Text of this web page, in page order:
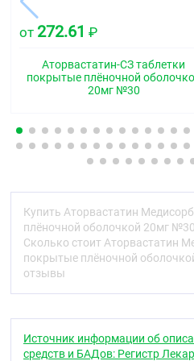
Гиполипидемическое
редуктазы ингибитор
C10AA05
Фармакодинамика
Аторвастатин ;—
ингибитор ГМГ-КоА
метилглютарил-КоА в
стероидов, включая
гиполипидемическое
У пациентов с гомозиготной
семейной
концентрации общего
;холестерина
ЛПНП) и аполипопротеина
от 272.61 ₽
Аторвастатин-СЗ таблетки
покрытые плёночной
20мг №30
Купить Аторвастатин
плёночной оболочкой 20мг
Сколько стоит Аторвастатин
покрытые плёночной
отзывы
Источник информации об
средств и БАДов: Регистр